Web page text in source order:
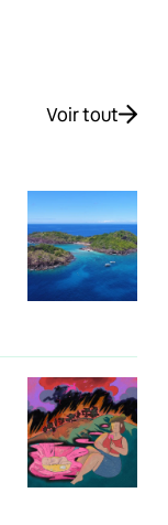
Voir tout